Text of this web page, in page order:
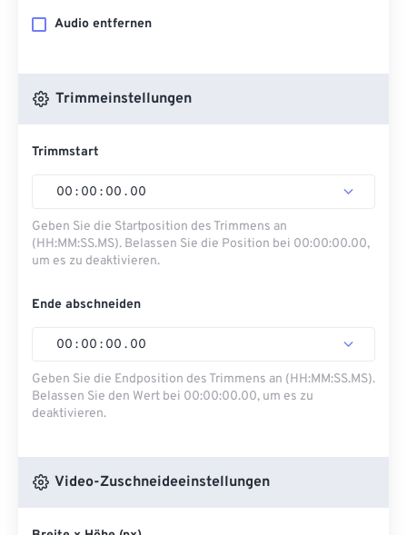
Audio entfernen
Trimmeinstellungen
Trimmstart
00 : 00 : 00 . 00
Geben Sie die Startposition des Trimmens an
(HH:MM:SS.MS). Belassen Sie die Position bei 00:00:00.00,
um es zu deaktivieren.
Ende abschneiden
00 : 00 : 00 . 00
Geben Sie die Endposition des Trimmens an (HH:MM:SS.MS).
Belassen Sie den Wert bei 00:00:00.00, um es zu
deaktivieren.
Video-Zuschneideeinstellungen